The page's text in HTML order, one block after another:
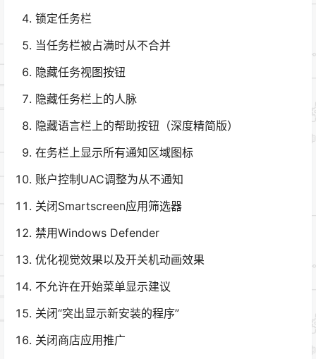
锁定任务栏
当任务栏被占满时从不合并
隐藏任务视图按钮
隐藏任务栏上的人脉
隐藏语言栏上的帮助按钮（深度精简版）
在务栏上显示所有通知区域图标
账户控制UAC调整为从不通知
关闭Smartscreen应用筛选器
禁用Windows Defender
优化视觉效果以及开关机动画效果
不允许在开始菜单显示建议
关闭“突出显示新安装的程序”
关闭商店应用推广